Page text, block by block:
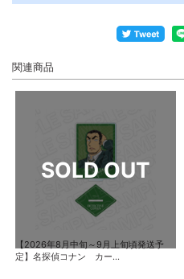
関連商品
【2026年8月中旬～9月上旬頃発送予
定】名探偵コナン カー...